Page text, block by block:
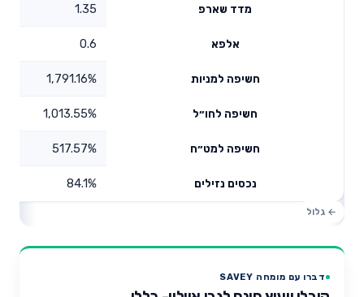
מדד שארפ 1.35
אלפא 0.6
חשיפה למניות 1,791.16%
חשיפה לחו״ל 1,013.55%
חשיפה למט״ח 517.57%
נכסים נזילים 84.1%
דברו עם מומחה SAVEY